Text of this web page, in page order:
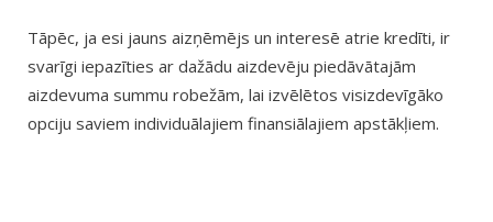
Tāpēc, ja esi jauns aizņēmējs un interesē atrie kredīti, ir
svarīgi iepazīties ar dažādu aizdevēju piedāvātajām
aizdevuma summu robežām, lai izvēlētos visizdevīgāko
opciju saviem individuālajiem finansiālajiem apstākļiem.